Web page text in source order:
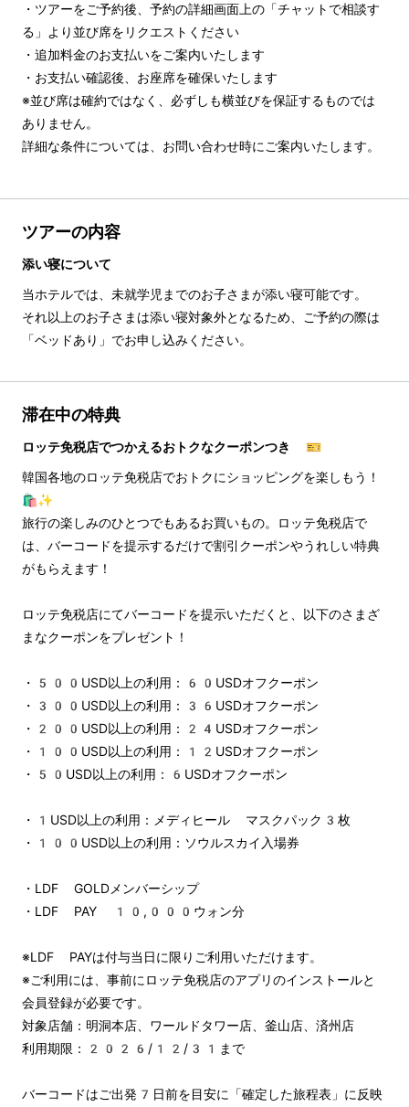
・ツアーをご予約後、予約の詳細画面上の「チャットで相談す
る」より並び席をリクエストください
・追加料金のお支払いをご案内いたします
・お支払い確認後、お座席を確保いたします
※並び席は確約ではなく、必ずしも横並びを保証するものでは
ありません。
詳細な条件については、お問い合わせ時にご案内いたします。
ツアーの内容
添い寝について
当ホテルでは、未就学児までのお子さまが添い寝可能です。
それ以上のお子さまは添い寝対象外となるため、ご予約の際は
「ベッドあり」でお申し込みください。
滞在中の特典
ロッテ免税店でつかえるおトクなクーポンつき 🎫
韓国各地のロッテ免税店でおトクにショッピングを楽しもう！
🛍️✨
旅行の楽しみのひとつでもあるお買いもの。ロッテ免税店で
は、バーコードを提示するだけで割引クーポンやうれしい特典
がもらえます！
ロッテ免税店にてバーコードを提示いただくと、以下のさまざ
まなクーポンをプレゼント！
・500USD以上の利用：60USDオフクーポン
・300USD以上の利用：36USDオフクーポン
・200USD以上の利用：24USDオフクーポン
・100USD以上の利用：12USDオフクーポン
・50USD以上の利用：6USDオフクーポン
・1USD以上の利用：メディヒール マスクパック3枚
・100USD以上の利用：ソウルスカイ入場券
・LDF GOLDメンバーシップ
・LDF PAY 10,000ウォン分
※LDF PAYは付与当日に限りご利用いただけます。
※ご利用には、事前にロッテ免税店のアプリのインストールと
会員登録が必要です。
対象店舗：明洞本店、ワールドタワー店、釜山店、済州店
利用期限：2026/12/31まで
バーコードはご出発7日前を目安に「確定した旅程表」に反映